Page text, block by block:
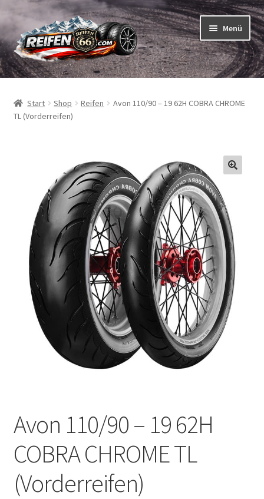
Zur
Navigation
springen
Zum
Inhalt
springen
Menü
Reifen
Schläuche
Marken
Reifentests
Kontakt
Start Shop Reifen
Avon 110/90 – 19 62H COBRA CHROME
TL (Vorderreifen)
Avon 110/90 – 19 62H
COBRA CHROME TL
(Vorderreifen)